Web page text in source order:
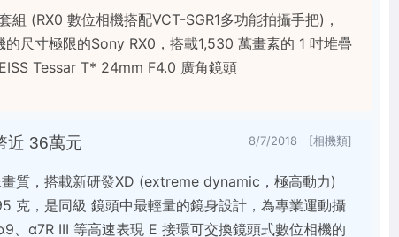
(RX0 數位相機搭配VCT-SGR1多功能拍攝手把)，
尺寸極限的Sony RX0，搭載1,530 萬畫素的 1 吋堆疊
Tessar T* 24mm F4.0 廣角鏡頭
近 36萬元 8/7/2018 [相機類]
質，搭載新研發XD (extreme dynamic，極高動力)
克，是同級 鏡頭中最輕量的鏡身設計，為專業運動攝
、α7R III 等高速表現 E 接環可交換鏡頭式數位相機的